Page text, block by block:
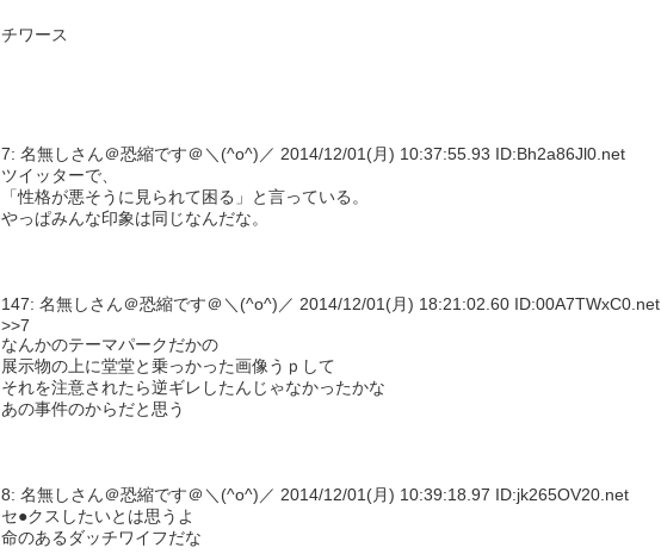
チワース
7: 名無しさん＠恐縮です＠＼(^o^)／ 2014/12/01(月) 10:37:55.93 ID:Bh2a86Jl0.net
ツイッターで、
「性格が悪そうに見られて困る」と言っている。
やっぱみんな印象は同じなんだな。
147: 名無しさん＠恐縮です＠＼(^o^)／ 2014/12/01(月) 18:21:02.60 ID:00A7TWxC0.net
>>7
なんかのテーマパークだかの
展示物の上に堂堂と乗っかった画像うｐして
それを注意されたら逆ギレしたんじゃなかったかな
あの事件のからだと思う
8: 名無しさん＠恐縮です＠＼(^o^)／ 2014/12/01(月) 10:39:18.97 ID:jk265OV20.net
セ●クスしたいとは思うよ
命のあるダッチワイフだな